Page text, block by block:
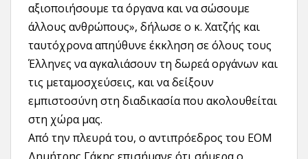
αξιοποιήσουμε τα όργανα και να σώσουμε
άλλους ανθρώπους», δήλωσε ο κ. Χατζής και
ταυτόχρονα απηύθυνε έκκληση σε όλους τους
Έλληνες να αγκαλιάσουν τη δωρεά οργάνων και
τις μεταμοσχεύσεις, και να δείξουν
εμπιστοσύνη στη διαδικασία που ακολουθείται
στη χώρα μας.
Από την πλευρά του, ο αντιπρόεδρος του ΕΟΜ